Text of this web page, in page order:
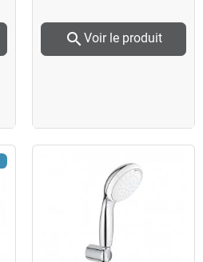
search Voir le produit